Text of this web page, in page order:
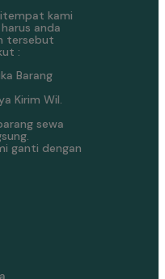
kami
anda
tersebut
:
Barang
Kirim Wil.
sewa
ganti dengan